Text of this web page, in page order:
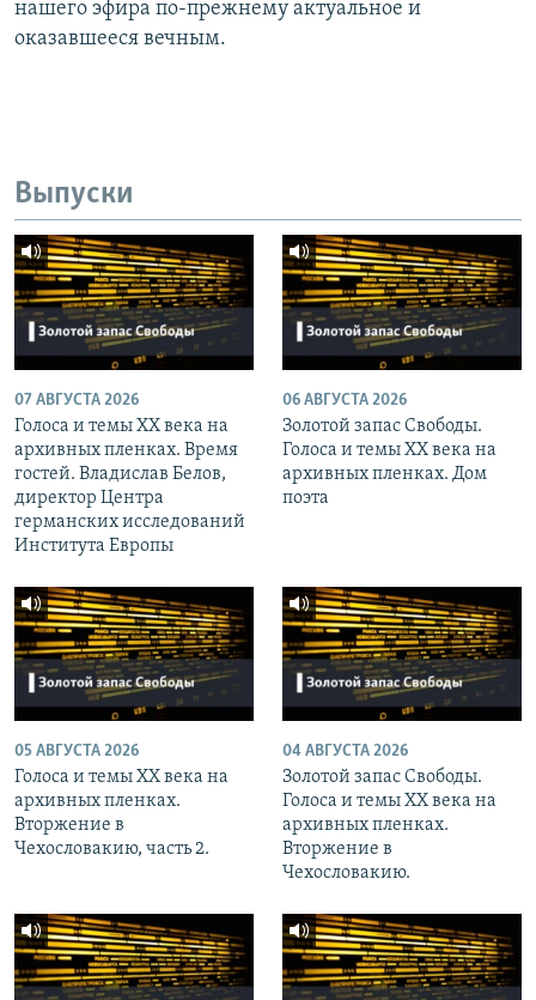
нашего эфира по-прежнему актуальное и
оказавшееся вечным.
Выпуски
07 АВГУСТА 2026
Голоса и темы XX века на
архивных пленках. Время
гостей. Владислав Белов,
директор Центра
германских исследований
Института Европы
06 АВГУСТА 2026
Золотой запас Свободы.
Голоса и темы XX века на
архивных пленках. Дом
поэта
05 АВГУСТА 2026
Голоса и темы XX века на
архивных пленках.
Вторжение в
Чехословакию, часть 2.
04 АВГУСТА 2026
Золотой запас Свободы.
Голоса и темы XX века на
архивных пленках.
Вторжение в
Чехословакию.